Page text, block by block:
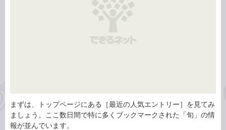
まずは、トップページにある［最近の人気エントリー］を見てみ
ましょう。ここ数日間で特に多くブックマークされた「旬」の情
報が並んでいます。